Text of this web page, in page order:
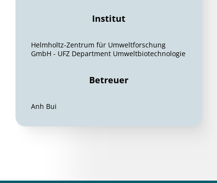
Institut
Helmholtz-Zentrum für Umweltforschung
GmbH - UFZ Department Umweltbiotechnologie
Betreuer
Anh Bui